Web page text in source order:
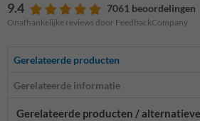
9.4 7061 beoordelingen
Onafhankelijke reviews door FeedbackCompany
Gerelateerde producten
Gerelateerde informatie
Gerelateerde producten /